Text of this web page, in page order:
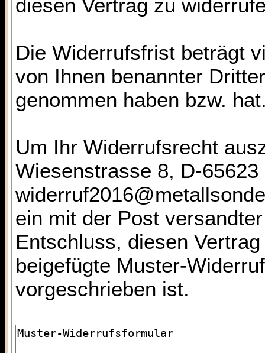
diesen Vertrag zu
Die Widerrufsfrist beträgt
von Ihnen benannter
genommen haben bzw.
Um Ihr Widerrufsrecht
Wiesenstrasse 8, D-
ein mit der Post
Entschluss, diesen
beigefügte Muster-
vorgeschrieben ist.